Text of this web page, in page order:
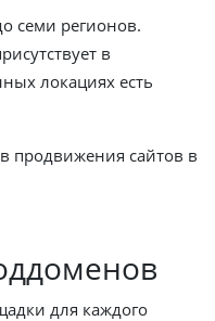
семи регионов.
в
локациях есть
продвижения сайтов в
для каждого